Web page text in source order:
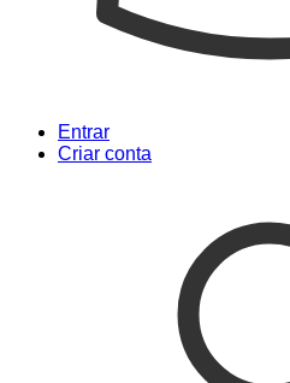
Entrar
Criar conta